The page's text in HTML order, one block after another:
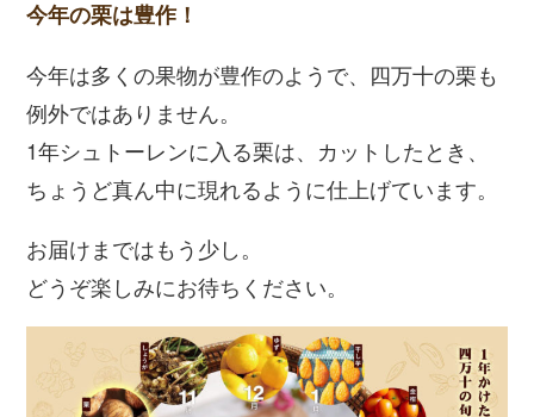
今年の栗は豊作！
今年は多くの果物が豊作のようで、四万十の栗も
例外ではありません。
1年シュトーレンに入る栗は、カットしたとき、
ちょうど真ん中に現れるように仕上げています。
お届けまではもう少し。
どうぞ楽しみにお待ちください。